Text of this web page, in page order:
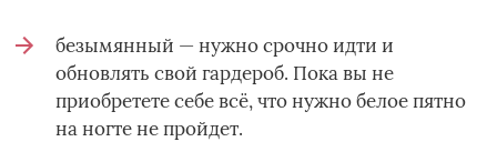
безымянный — нужно срочно идти и
обновлять свой гардероб. Пока вы не
приобретете себе всё, что нужно белое пятно
на ногте не пройдет.